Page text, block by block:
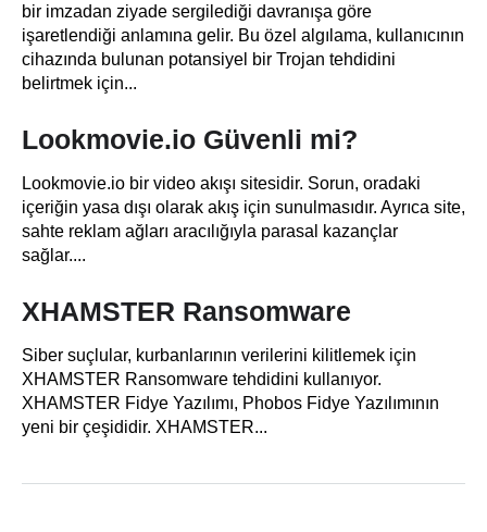
bir imzadan ziyade sergilediği davranışa göre
işaretlendiği anlamına gelir. Bu özel algılama, kullanıcının
cihazında bulunan potansiyel bir Trojan tehdidini
belirtmek için...
Lookmovie.io Güvenli mi?
Lookmovie.io bir video akışı sitesidir. Sorun, oradaki
içeriğin yasa dışı olarak akış için sunulmasıdır. Ayrıca site,
sahte reklam ağları aracılığıyla parasal kazançlar
sağlar....
XHAMSTER Ransomware
Siber suçlular, kurbanlarının verilerini kilitlemek için
XHAMSTER Ransomware tehdidini kullanıyor.
XHAMSTER Fidye Yazılımı, Phobos Fidye Yazılımının
yeni bir çeşididir. XHAMSTER...